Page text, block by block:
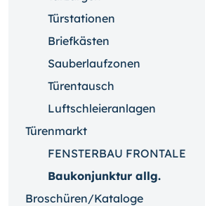
Türstationen
Briefkästen
Sauberlaufzonen
Türentausch
Luftschleieranlagen
Türenmarkt
FENSTERBAU FRONTALE
Baukonjunktur allg.
Broschüren/Kataloge